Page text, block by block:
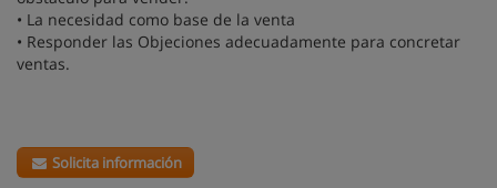
• La necesidad como base de la venta
• Responder las Objeciones adecuadamente para concretar
ventas.
Solicita información